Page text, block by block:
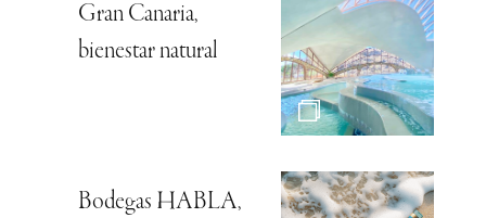
Gran Canaria,
bienestar natural
Bodegas HABLA,